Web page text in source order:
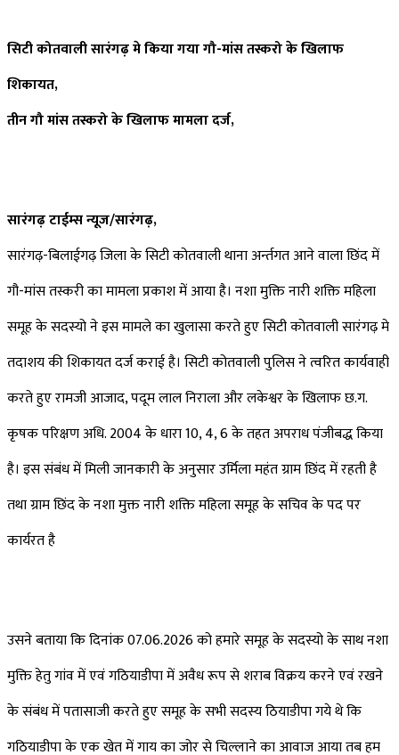
सिटी कोतवाली सारंगढ़ मे किया गया गौ-मांस तस्करो के खिलाफ
शिकायत,
तीन गौ मांस तस्करो के खिलाफ मामला दर्ज,
सारंगढ़ टाईम्स न्यूज/सारंगढ़,
सारंगढ़-बिलाईगढ़ जिला के सिटी कोतवाली थाना अर्न्तगत आने वाला छिंद में
गौ-मांस तस्करी का मामला प्रकाश में आया है। नशा मुक्ति नारी शक्ति महिला
समूह के सदस्यो ने इस मामले का खुलासा करते हुए सिटी कोतवाली सारंगढ़ मे
तदाशय की शिकायत दर्ज कराई है। सिटी कोतवाली पुलिस ने त्वरित कार्यवाही
करते हुए रामजी आजाद, पदूम लाल निराला और लकेश्वर के खिलाफ छ.ग.
कृषक परिक्षण अधि. 2004 के धारा 10, 4, 6 के तहत अपराध पंजीबद्ध किया
है। इस संबंध में मिली जानकारी के अनुसार उर्मिला महंत ग्राम छिंद में रहती है
तथा ग्राम छिंद के नशा मुक्त नारी शक्ति महिला समूह के सचिव के पद पर
कार्यरत है
उसने बताया कि दिनांक 07.06.2026 को हमारे समूह के सदस्यो के साथ नशा
मुक्ति हेतु गांव में एवं गठियाडीपा में अवैध रूप से शराब विक्रय करने एवं रखने
के संबंध में पतासाजी करते हुए समूह के सभी सदस्य ठियाडीपा गये थे कि
गठियाडीपा के एक खेत में गाय का जोर से चिल्लाने का आवाज आया तब हम